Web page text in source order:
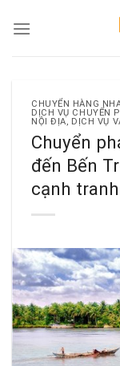
CHUYỂN HÀNG
DỊCH VỤ CHUYỂN
NỘI ĐỊA, DỊCH VỤ
Chuyển
đến Bến
cạnh tranh